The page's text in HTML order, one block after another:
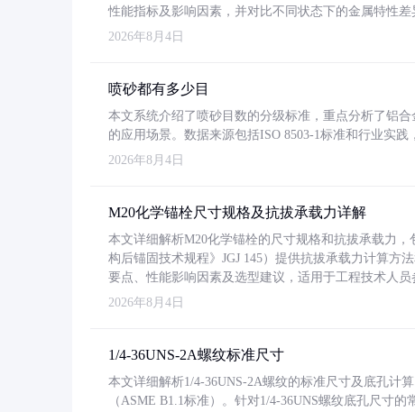
性能指标及影响因素，并对比不同状态下的金属特性差
2026年8月4日
喷砂都有多少目
本文系统介绍了喷砂目数的分级标准，重点分析了铝
的应用场景。数据来源包括ISO 8503-1标准和行业实践
2026年8月4日
M20化学锚栓尺寸规格及抗拔承载力详解
本文详细解析M20化学锚栓的尺寸规格和抗拔承载力
构后锚固技术规程》JGJ 145）提供抗拔承载力计算方
要点、性能影响因素及选型建议，适用于工程技术人员
2026年8月4日
1/4-36UNS-2A螺纹标准尺寸
本文详细解析1/4-36UNS-2A螺纹的标准尺寸及底孔计
（ASME B1.1标准）。针对1/4-36UNS螺纹底孔尺寸